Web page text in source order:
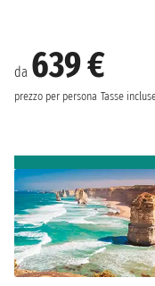
da 639 €
prezzo per persona Tasse